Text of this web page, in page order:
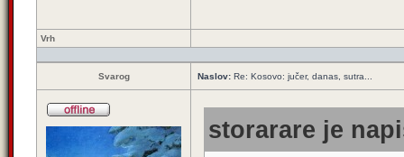
Vrh
Svarog Naslov: Re: Kosovo: jučer, danas, sutra...
storarare je